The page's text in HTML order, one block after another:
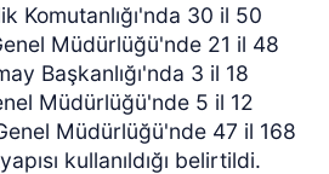
Komutanlığı'nda 30 il 50
Müdürlüğü'nde 21 il 48
Başkanlığı'nda 3 il 18
Müdürlüğü'nde 5 il 12
Müdürlüğü'nde 47 il 168
kullanıldığı belirtildi.